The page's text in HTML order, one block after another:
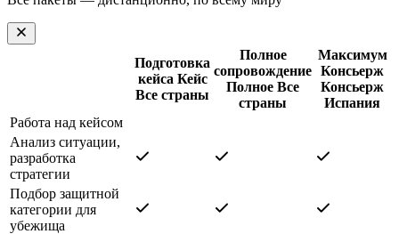
Подготовка
кейса Кейс
Все страны
Полное
сопровождение
Полное Все
страны
Максимум
Консьерж
Консьерж
Испания
Работа над кейсом
Анализ ситуации,
разработка
стратегии
Подбор защитной
категории для
убежища